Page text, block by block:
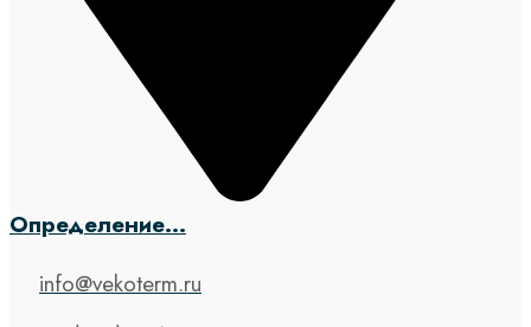
Определение...
info@vekoterm.ru